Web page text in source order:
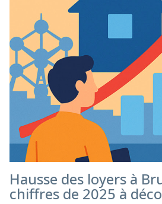
Hausse des loyers à
chiffres de 2025 à